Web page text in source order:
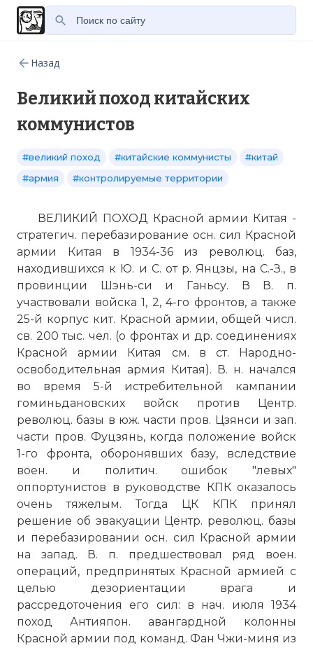
Назад
Великий поход китайских
коммунистов
#великий поход #китайские коммунисты
#китай
#армия
#контролируемые территории
ВЕЛИКИЙ ПОХОД Красной армии Китая -
стратегич. перебазирование осн. сил Красной
армии Китая в 1934-36 из революц. баз,
находившихся к Ю. и С. от р. Янцзы, на С.-З., в
провинции Шэнь-си и Ганьсу. В В. п.
участвовали войска 1, 2, 4-го фронтов, а также
25-й корпус кит. Красной армии, общей числ.
св. 200 тыс. чел. (о фронтах и др. соединениях
Красной армии Китая см. в ст. Народно-
освободительная армия Китая). В. н. начался
во время 5-й истребительной кампании
гоминьдановских войск против Центр.
революц. базы в юж. части пров. Цзянси и зап.
части пров. Фуцзянь, когда положение войск
1-го фронта, оборонявших базу, вследствие
воен. и политич. ошибок "левых"
оппортунистов в руководстве КПК оказалось
очень тяжелым. Тогда ЦК КПК принял
решение об эвакуации Центр. революц. базы
и перебазировании осн. сил Красной армии
на запад. В. п. предшествовал ряд воен.
операций, предпринятых Красной армией с
целью дезориентации врага и
рассредоточения его сил: в нач. июля 1934
поход Антияпон. авангардной колонны
Красной армии под команд. Фан Чжи-миня из